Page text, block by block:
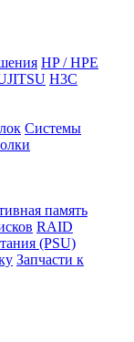
HP / HPE
H3C
Системы
память
RAID
(PSU)
Запчасти к